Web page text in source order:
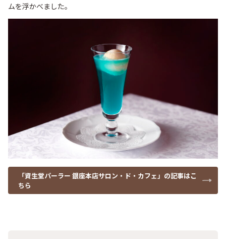
ムを浮かべました。
「資生堂パーラー 銀座本店サロン・ド・カフェ」の記事はこ
ちら